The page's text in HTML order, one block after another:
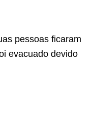
pessoas ficaram
evacuado devido